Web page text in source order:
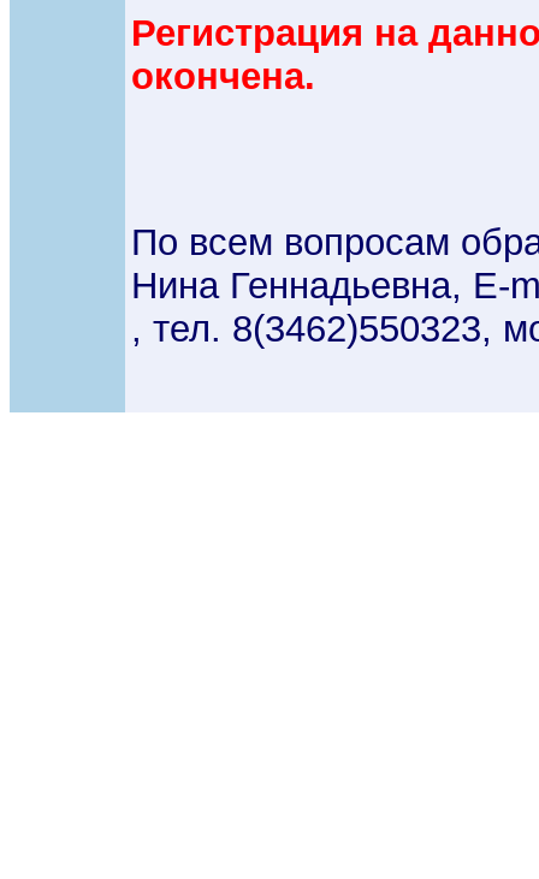
Регистрация на
окончена.
По всем вопросам
Нина Геннадьевна, E-
, тел. 8(3462)550323,